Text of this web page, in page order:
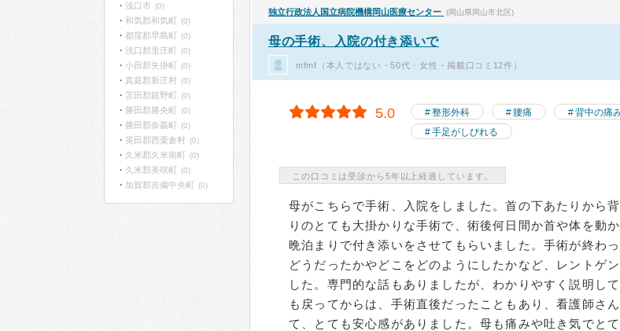
独立行政法人国立病院機構岡山医療センター (岡山県岡山市北区)
母の手術、入院の付き添いで
mfmf（本人ではない・50代・女性・掲載口コミ12件）
5.0 整形外科 腰痛 背中の痛
手足がしびれる
この口コミは受診から5年以上経過しています。
母がこちらで手術、入院をしました。首の下あたりから
りのとても大掛かりな手術で、術後何日間か首や体を動
晩泊まりで付き添いをさせてもらいました。手術が終わ
どうだったかやどこをどのようにしたかなど、レントゲ
した。専門的な話もありましたが、わかりやすく説明し
も戻ってからは、手術直後だったこともあり、看護師さ
て、とても安心感がありました。母も痛みや吐き気でと
浅口市 (0)
和気郡和気町 (0)
都窪郡早島町 (0)
浅口郡里庄町 (0)
小田郡矢掛町 (0)
真庭郡新庄村 (0)
苫田郡鏡野町 (0)
勝田郡勝央町 (0)
勝田郡奈義町 (0)
英田郡西粟倉村 (0)
久米郡久米南町 (0)
久米郡美咲町 (0)
加賀郡吉備中央町 (0)